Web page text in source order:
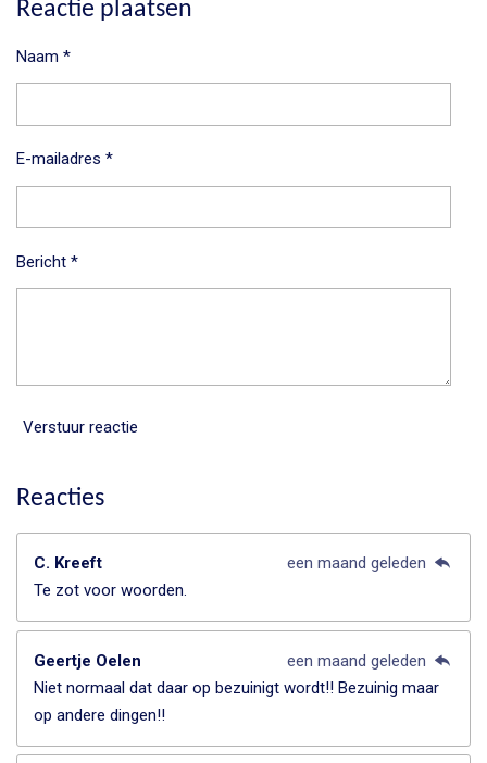
n
e
n
Reactie plaatsen
Naam *
E-mailadres *
Bericht *
Verstuur reactie
Reacties
C. Kreeft
een maand geleden
Te zot voor woorden.
Geertje Oelen
een maand geleden
Niet normaal dat daar op bezuinigt wordt!! Bezuinig maar
op andere dingen!!